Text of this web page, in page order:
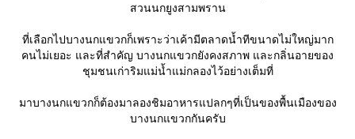
สวนนกยูงสามพราน
ที่เลือกไปบางนกแขวกก็เพราะว่าเค้ามีตลาดน้ำทีขนาดไม่ใหญ่มาก
คนไม่เยอะ และที่สำคัญ บางนกแขวกยังคงสภาพ และกลิ่นอายของ
ชุมชนเก่าริมแม่น้ำแม่กลองไว้อย่างเต็มที่
มาบางนกแขวกก็ต้องมาลองชิมอาหารแปลกๆที่เป็นของพื้นเมืองของ
บางนกแขวกกันครับ